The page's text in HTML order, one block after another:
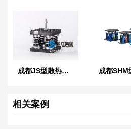
成都JS型散热水塔弹簧减震器
相关案例